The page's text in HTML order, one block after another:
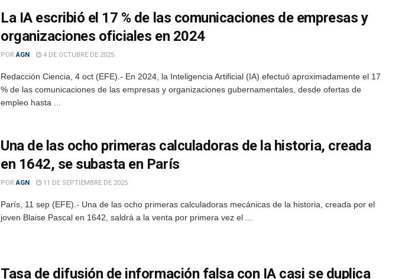
La IA escribió el 17 % de las comunicaciones de empresas y
organizaciones oficiales en 2024
POR AGN 4 DE OCTUBRE DE 2025
Redacción Ciencia, 4 oct (EFE).- En 2024, la Inteligencia Artificial (IA) efectuó aproximadamente el 17
% de las comunicaciones de las empresas y organizaciones gubernamentales, desde ofertas de
empleo hasta ...
Una de las ocho primeras calculadoras de la historia, creada
en 1642, se subasta en París
POR AGN 11 DE SEPTIEMBRE DE 2025
París, 11 sep (EFE).- Una de las ocho primeras calculadoras mecánicas de la historia, creada por el
joven Blaise Pascal en 1642, saldrá a la venta por primera vez el ...
Tasa de difusión de información falsa con IA casi se duplica